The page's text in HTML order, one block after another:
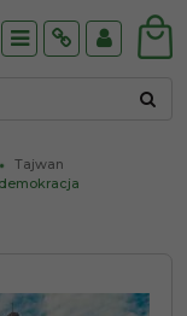
MenuInfoPanel
Tajwan